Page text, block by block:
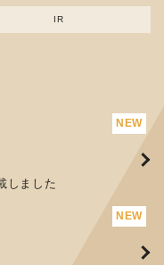
IR
しました
せ
した
しました
ました